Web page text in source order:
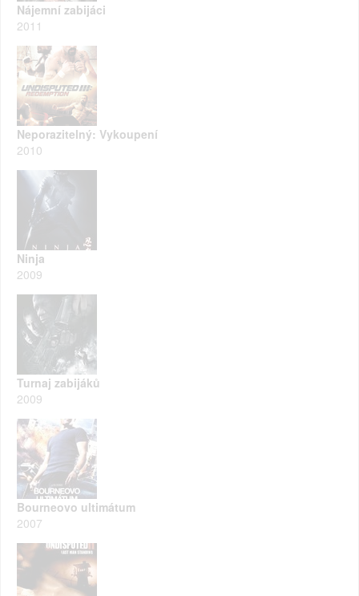
Nájemní zabijáci
2011
Neporazitelný: Vykoupení
2010
Ninja
2009
Turnaj zabijáků
2009
Bourneovo ultimátum
2007